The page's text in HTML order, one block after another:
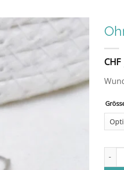
Wunschliste
CHF